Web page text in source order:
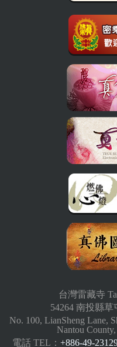
台灣雷藏寺
54264 南投縣
No. 100, LianSheng Lane,
Nantou
電話 TEL： +886-49-